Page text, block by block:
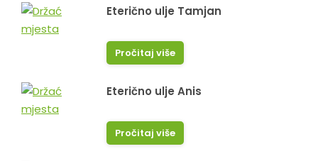
Eterično ulje Tamjan
Pročitaj više
Eterično ulje Anis
Pročitaj više